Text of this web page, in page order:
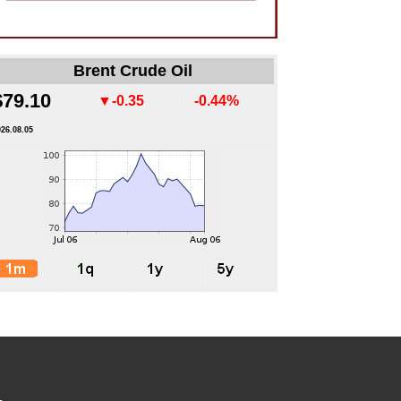
Brent Crude Oil
▼-0.35 -0.44%